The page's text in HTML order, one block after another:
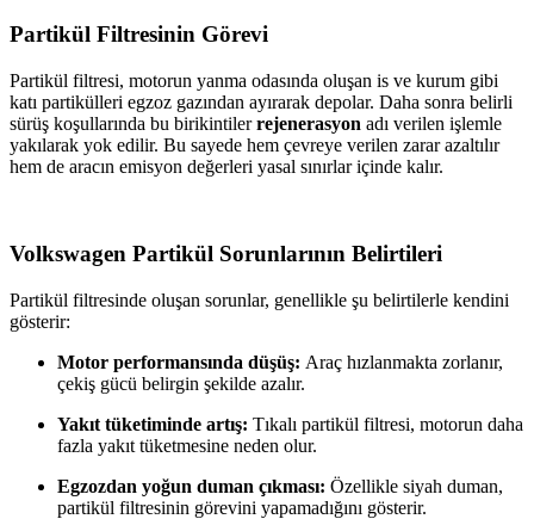
Partikül Filtresinin Görevi
Partikül filtresi, motorun yanma odasında oluşan is ve kurum gibi
katı partikülleri egzoz gazından ayırarak depolar. Daha sonra belirli
sürüş koşullarında bu birikintilerrejenerasyon adı verilen işlemle
yakılarak yok edilir. Bu sayede hem çevreye verilen zarar azaltılır
hem de aracın emisyon değerleri yasal sınırlar içinde kalır.
Volkswagen Partikül Sorunlarının Belirtileri
Partikül filtresinde oluşan sorunlar, genellikle şu belirtilerle kendini
gösterir:
Motor performansında düşüş: Araç hızlanmakta zorlanır,
çekiş gücü belirgin şekilde azalır.
Yakıt tüketiminde artış: Tıkalı partikül filtresi, motorun daha
fazla yakıt tüketmesine neden olur.
Egzozdan yoğun duman çıkması: Özellikle siyah duman,
partikül filtresinin görevini yapamadığını gösterir.